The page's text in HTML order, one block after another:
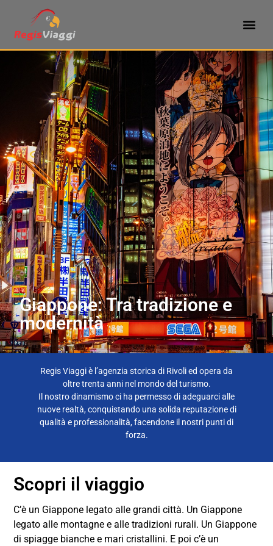
Giappone: Tra tradizione e
modernità
Regis Viaggi è l’agenzia storica di Rivoli ed opera da
oltre trenta anni nel mondo del turismo.
Il nostro dinamismo ci ha permesso di adeguarci alle
nuove realtà, conquistando una solida reputazione di
qualità e professionalità, facendone il nostri punti di
forza.
Scopri il viaggio
C’è un Giappone legato alle grandi città. Un Giappone
legato alle montagne e alle tradizioni rurali. Un Giappone
di spiagge bianche e mari cristallini. E poi c’è un